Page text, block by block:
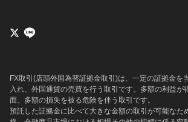
FX取引(店頭外国為替証拠金取引)は、一定の証拠金を
入れ、外国通貨の売買を行う取引です。多額の利益が
面、多額の損失を被る危険を伴う取引です。
預託した証拠金に比べて大きな金額の取引が可能なた